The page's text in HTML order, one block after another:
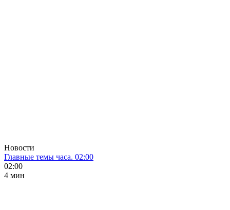
Новости
Главные темы часа. 02:00
02:00
4 мин